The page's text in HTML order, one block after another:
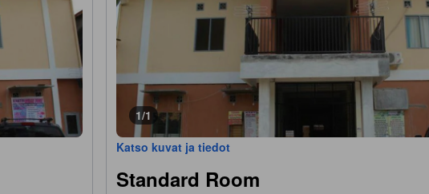
1/1
Katso kuvat ja tiedot
Standard Room